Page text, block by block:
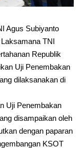
Agus Subiyanto
TNI
Republik
Uji Penembakan
dilaksanakan di
Uji Penembakan
disampaikan oleh
dengan paparan
KSOT